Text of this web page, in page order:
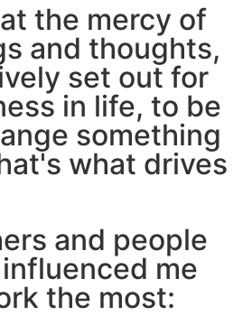
the mercy of
and thoughts,
set out for
in life, to be
something
what drives
and people
me
the most: